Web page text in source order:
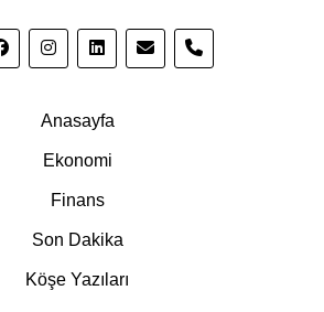
Anasayfa
Ekonomi
Finans
Son Dakika
Köşe Yazıları